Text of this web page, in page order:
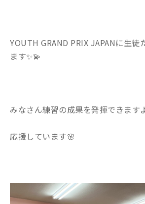
YOUTH GRAND PRIX JAPANに生徒
ます✨💫
みなさん練習の成果を発揮できます
応援しています🌸